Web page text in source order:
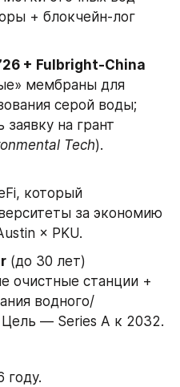
+ блокчейн-лог
+ Fulbright-China
серой воды;
заявку на грант
Tech).
за экономию
× PKU.
(до 30 лет)
водного/
Цель — Series A к 2032.
году.